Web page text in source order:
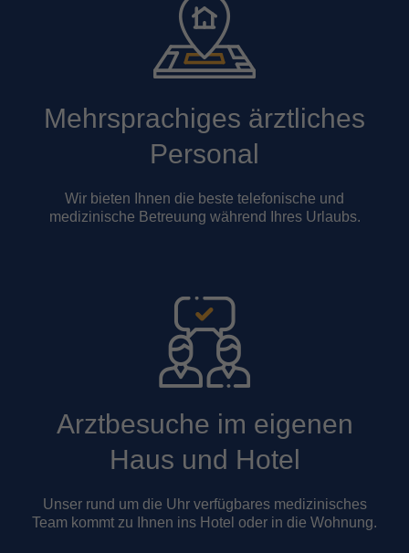
Mehrsprachiges ärztliches
Personal
Wir bieten Ihnen die beste telefonische und
medizinische Betreuung während Ihres Urlaubs.
Arztbesuche im eigenen
Haus und Hotel
Unser rund um die Uhr verfügbares medizinisches
Team kommt zu Ihnen ins Hotel oder in die Wohnung.